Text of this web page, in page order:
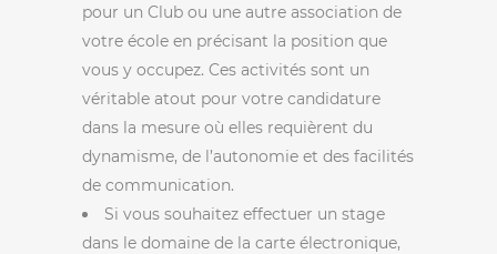
pour un Club ou une autre association de
votre école en précisant la position que
vous y occupez. Ces activités sont un
véritable atout pour votre candidature
dans la mesure où elles requièrent du
dynamisme, de l’autonomie et des facilités
de communication.
Si vous souhaitez effectuer un stage
dans le domaine de la carte électronique,